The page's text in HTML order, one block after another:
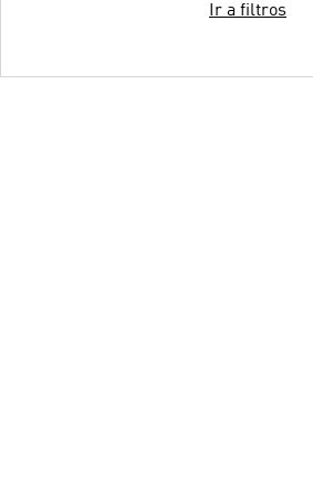
Ir a filtros